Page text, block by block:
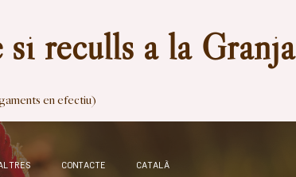
reculls a la Granja
en efectiu)
CONTACTE CATALÀ